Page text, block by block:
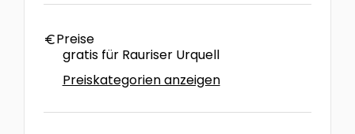
euroPreise
gratis für Rauriser Urquell
Preiskategorien anzeigen